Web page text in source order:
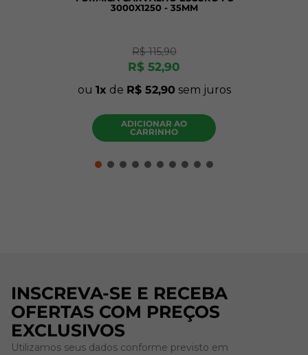
3000X1250 - 35MM
R$ 115,90
R$ 52,90
ou 1 de R$ 52,90 sem juros
ADICIONAR AO
CARRINHO
INSCREVA-SE E RECEBA
OFERTAS COM PREÇOS
EXCLUSIVOS
Utilizamos seus dados conforme previsto em